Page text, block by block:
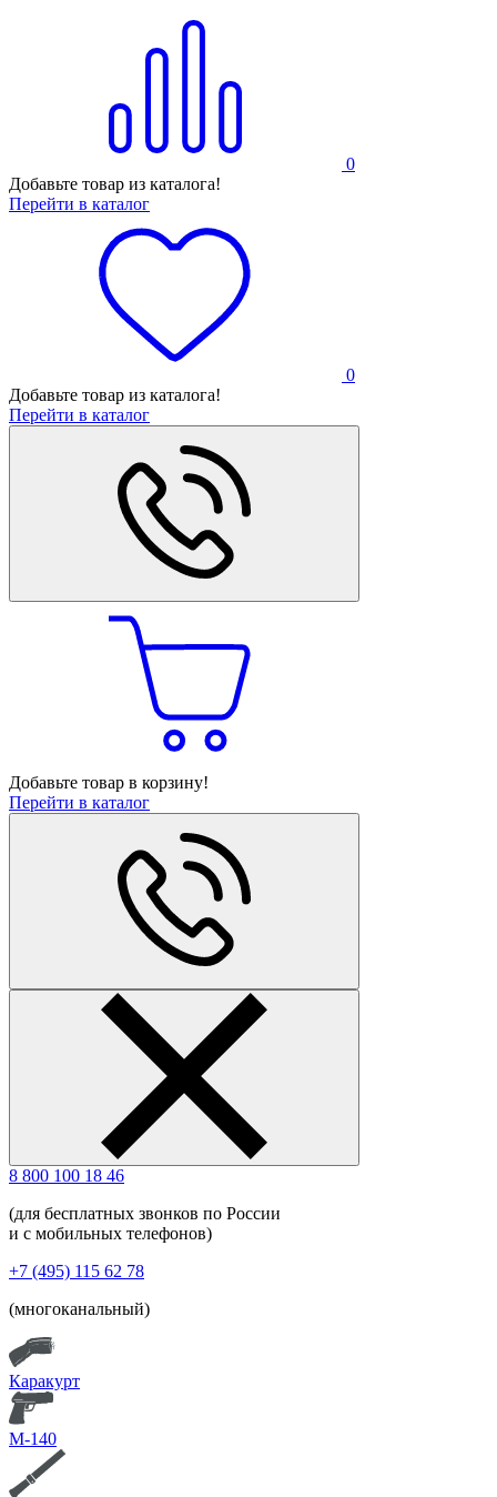
0
Добавьте товар из каталога!
Перейти в каталог
0
Добавьте товар из каталога!
Перейти в каталог
Добавьте товар в корзину!
Перейти в каталог
8 800 100 18 46
(для бесплатных звонков по России
и с мобильных телефонов)
+7 (495) 115 62 78
(многоканальный)
Каракурт
М-140